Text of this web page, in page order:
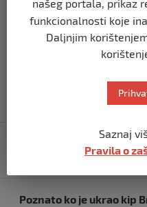
Republika Srbija) 400.000
Užljebić (BiH – RH)
haber.ba
Ruski režim bez
Fi mreže pa kažnjen
Poznato ko je ukrao kip
našeg portala, prikaz
funkcionalnosti koje
Daljnjim
Saznaj
Pravila o